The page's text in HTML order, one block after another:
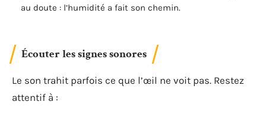
au doute : l’humidité a fait son chemin.
Écouter les signes sonores
Le son trahit parfois ce que l’œil ne voit pas. Restez
attentif à :